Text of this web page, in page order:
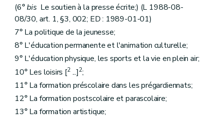
Art. 83
Section 4 De la publication et de l'entrée en vigueur des arrêtés
Art. 84
Art. 85
Art. 86
Section 5
Des services
Art. 87
Art. 88
Art. 89
Art. 90
Art. 91
Section 6 Personnel de l'enseignement.) (L 1988-08-08/30, art. 14, 002; ED : 1989-01-01)
(6°bis Le soutien à la presse écrite;) (L 1988-08-
08/30, art. 1, §3, 002; ED : 1989-01-01)
7° La politique de la jeunesse;
8° L'éducation permanente et l'animation culturelle;
9° L'éducation physique, les sports et la vie en plein air;
10° Les loisirs [2...]2;
11° La formation préscolaire dans les prégardiennats;
12° La formation postscolaire et parascolaire;
13° La formation artistique;